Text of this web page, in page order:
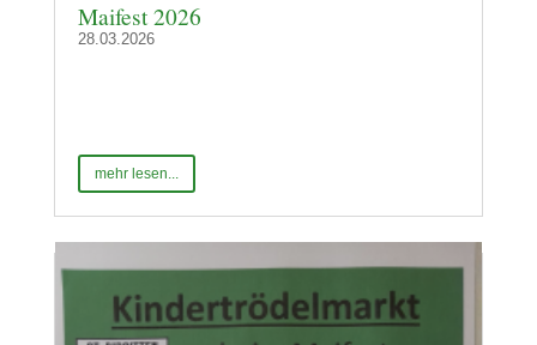
Maifest 2026
28.03.2026
mehr lesen...